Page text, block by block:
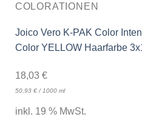
COLORATIONEN
Joico Vero K-PAK Color
Color YELLOW Haarfarbe
18,03 €
50,93 €/ 1000 ml
inkl. 19 % MwSt.